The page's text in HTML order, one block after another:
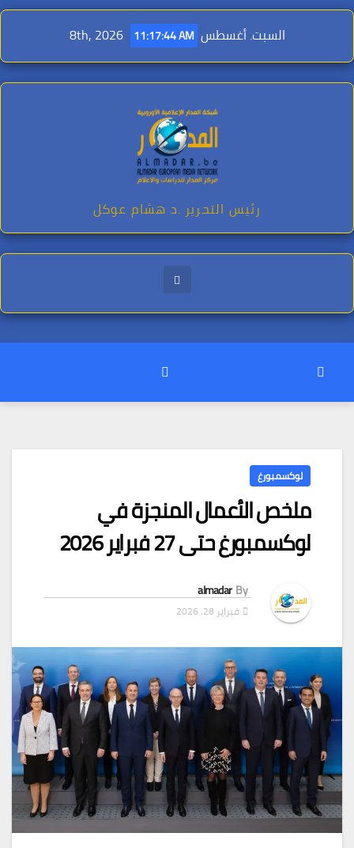
Skip
content
السبت. أغسطس 8th, 2026 11:17:45 AM
رئيس التحرير .د هشام عوكل
لوكسمبورغ
ملخص الأعمال المنجزة في
لوكسمبورغ حتى 27 فبراير 2026
By
almadar
فبراير 28, 2026